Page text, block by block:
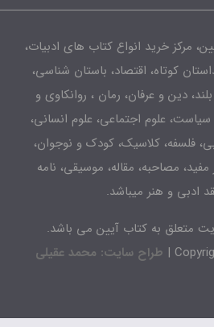
خرید انواع کتاب های ادبیات،
اقتصاد، باستان شناسی،
و عرفان، رمان ، روانکاوی و
اجتماعی، علوم انسانی،
کلاسیک، کودک و نوجوان،
مقاله، موسیقی، نامه
و هنر میباشد.
به کتاب آیین می باشد.
طراح سایت: محمد عقیلی